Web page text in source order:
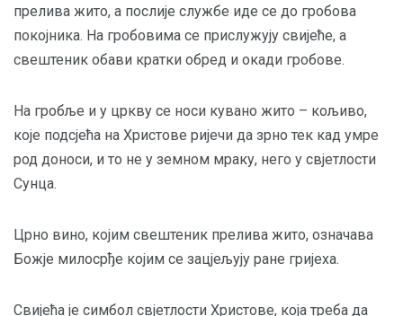
прелива жито, а послије службе иде се до гробова
покојника. На гробовима се прислужују свијеће, а
свештеник обави кратки обред и окади гробове.
На гробље и у цркву се носи кувано жито – кољиво,
које подсјећа на Христове ријечи да зрно тек кад умре
род доноси, и то не у земном мраку, него у свјетлости
Сунца.
Црно вино, којим свештеник прелива жито, означава
Божје милосрђе којим се зацјељују ране гријеха.
Свијећа је симбол свјетлости Христове, која треба да